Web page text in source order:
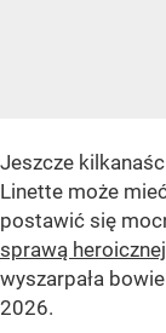
Jeszcze
Linette może
postawić się
sprawą
wyszarpała
2026.